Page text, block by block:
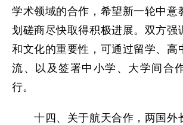
学术领域的合作，希望新一轮中意
划磋商尽快取得积极进展。双方强
和文化的重要性，可通过留学、高
流、以及签署中小学、大学间合
行。
十四、关于航天合作，两国外